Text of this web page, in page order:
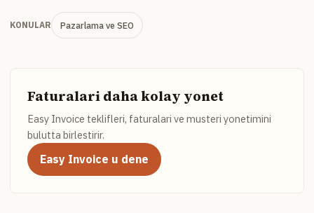
KONULAR Pazarlama ve SEO
Faturalari daha kolay yonet
Easy Invoice teklifleri, faturalari ve musteri yonetimini
bulutta birlestirir.
Easy Invoice u dene